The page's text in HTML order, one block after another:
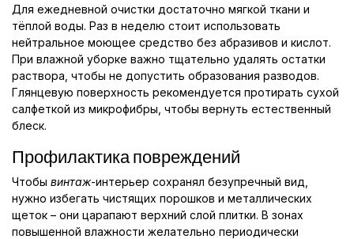
Для ежедневной очистки достаточно мягкой ткани и
тёплой воды. Раз в неделю стоит использовать
нейтральное моющее средство без абразивов и кислот.
При влажной уборке важно тщательно удалять остатки
раствора, чтобы не допустить образования разводов.
Глянцевую поверхность рекомендуется протирать сухой
салфеткой из микрофибры, чтобы вернуть естественный
блеск.
Профилактика повреждений
Чтобы винтаж-интерьер сохранял безупречный вид,
нужно избегать чистящих порошков и металлических
щеток – они царапают верхний слой плитки. В зонах
повышенной влажности желательно периодически